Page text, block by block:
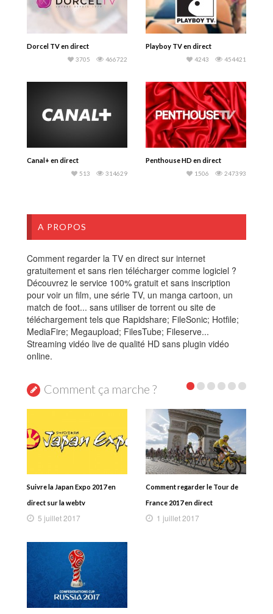
Dorcel TV en direct
466722
3705
Playboy TV en direct
454421
4243
Canal+ en direct
314629
513
Penthouse HD en direct
247393
1506
A PROPOS
Comment regarder la TV en direct sur internet
gratuitement et sans rien télécharger comme logiciel ?
Découvrez le service 100% gratuit et sans inscription
pour voir un film, une série TV, un manga cartoon, un
match de foot... sans utiliser de torrent ou site de
téléchargement tels que Rapidshare; FileSonic; Hotfile;
MediaFire; Megaupload; FilesTube; Fileserve...
Streaming vidéo live de qualité HD sans plugin vidéo
online.
Comment ça marche ?
Suivre la Japan Expo 2017 en
direct sur la webtv
5 juillet 2017
Comment regarder le Tour de
France 2017 en direct
1 juillet 2017